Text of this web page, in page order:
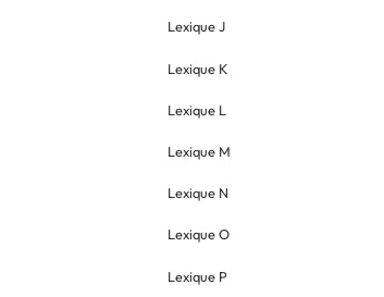
Lexique J
Lexique K
Lexique L
Lexique M
Lexique N
Lexique O
Lexique P